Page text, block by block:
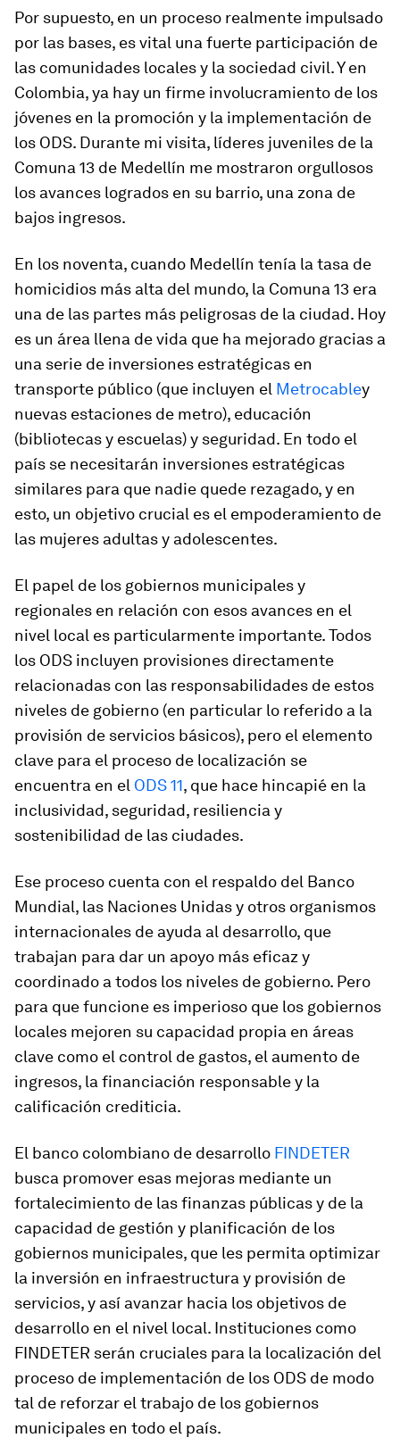
Por supuesto, en un proceso realmente impulsado
por las bases, es vital una fuerte participación de
las comunidades locales y la sociedad civil. Y en
Colombia, ya hay un firme involucramiento de los
jóvenes en la promoción y la implementación de
los ODS. Durante mi visita, líderes juveniles de la
Comuna 13 de Medellín me mostraron orgullosos
los avances logrados en su barrio, una zona de
bajos ingresos.
En los noventa, cuando Medellín tenía la tasa de
homicidios más alta del mundo, la Comuna 13 era
una de las partes más peligrosas de la ciudad. Hoy
es un área llena de vida que ha mejorado gracias a
una serie de inversiones estratégicas en
transporte público (que incluyen el Metrocabley
nuevas estaciones de metro), educación
(bibliotecas y escuelas) y seguridad. En todo el
país se necesitarán inversiones estratégicas
similares para que nadie quede rezagado, y en
esto, un objetivo crucial es el empoderamiento de
las mujeres adultas y adolescentes.
El papel de los gobiernos municipales y
regionales en relación con esos avances en el
nivel local es particularmente importante. Todos
los ODS incluyen provisiones directamente
relacionadas con las responsabilidades de estos
niveles de gobierno (en particular lo referido a la
provisión de servicios básicos), pero el elemento
clave para el proceso de localización se
encuentra en el ODS 11, que hace hincapié en la
inclusividad, seguridad, resiliencia y
sostenibilidad de las ciudades.
Ese proceso cuenta con el respaldo del Banco
Mundial, las Naciones Unidas y otros organismos
internacionales de ayuda al desarrollo, que
trabajan para dar un apoyo más eficaz y
coordinado a todos los niveles de gobierno. Pero
para que funcione es imperioso que los gobiernos
locales mejoren su capacidad propia en áreas
clave como el control de gastos, el aumento de
ingresos, la financiación responsable y la
calificación crediticia.
El banco colombiano de desarrollo FINDETER
busca promover esas mejoras mediante un
fortalecimiento de las finanzas públicas y de la
capacidad de gestión y planificación de los
gobiernos municipales, que les permita optimizar
la inversión en infraestructura y provisión de
servicios, y así avanzar hacia los objetivos de
desarrollo en el nivel local. Instituciones como
FINDETER serán cruciales para la localización del
proceso de implementación de los ODS de modo
tal de reforzar el trabajo de los gobiernos
municipales en todo el país.